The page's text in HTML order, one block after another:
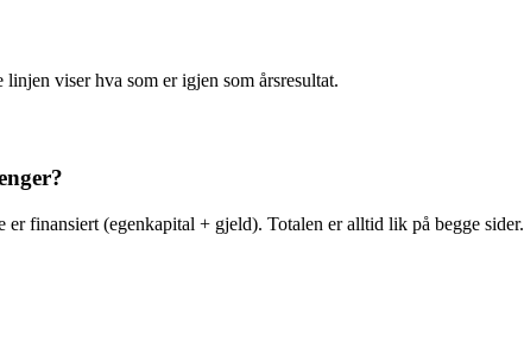
viser hva som er igjen som årsresultat.
finansiert (egenkapital + gjeld). Totalen er alltid lik på begge sider.